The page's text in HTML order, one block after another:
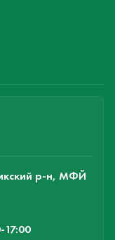
р-н, МФЙ